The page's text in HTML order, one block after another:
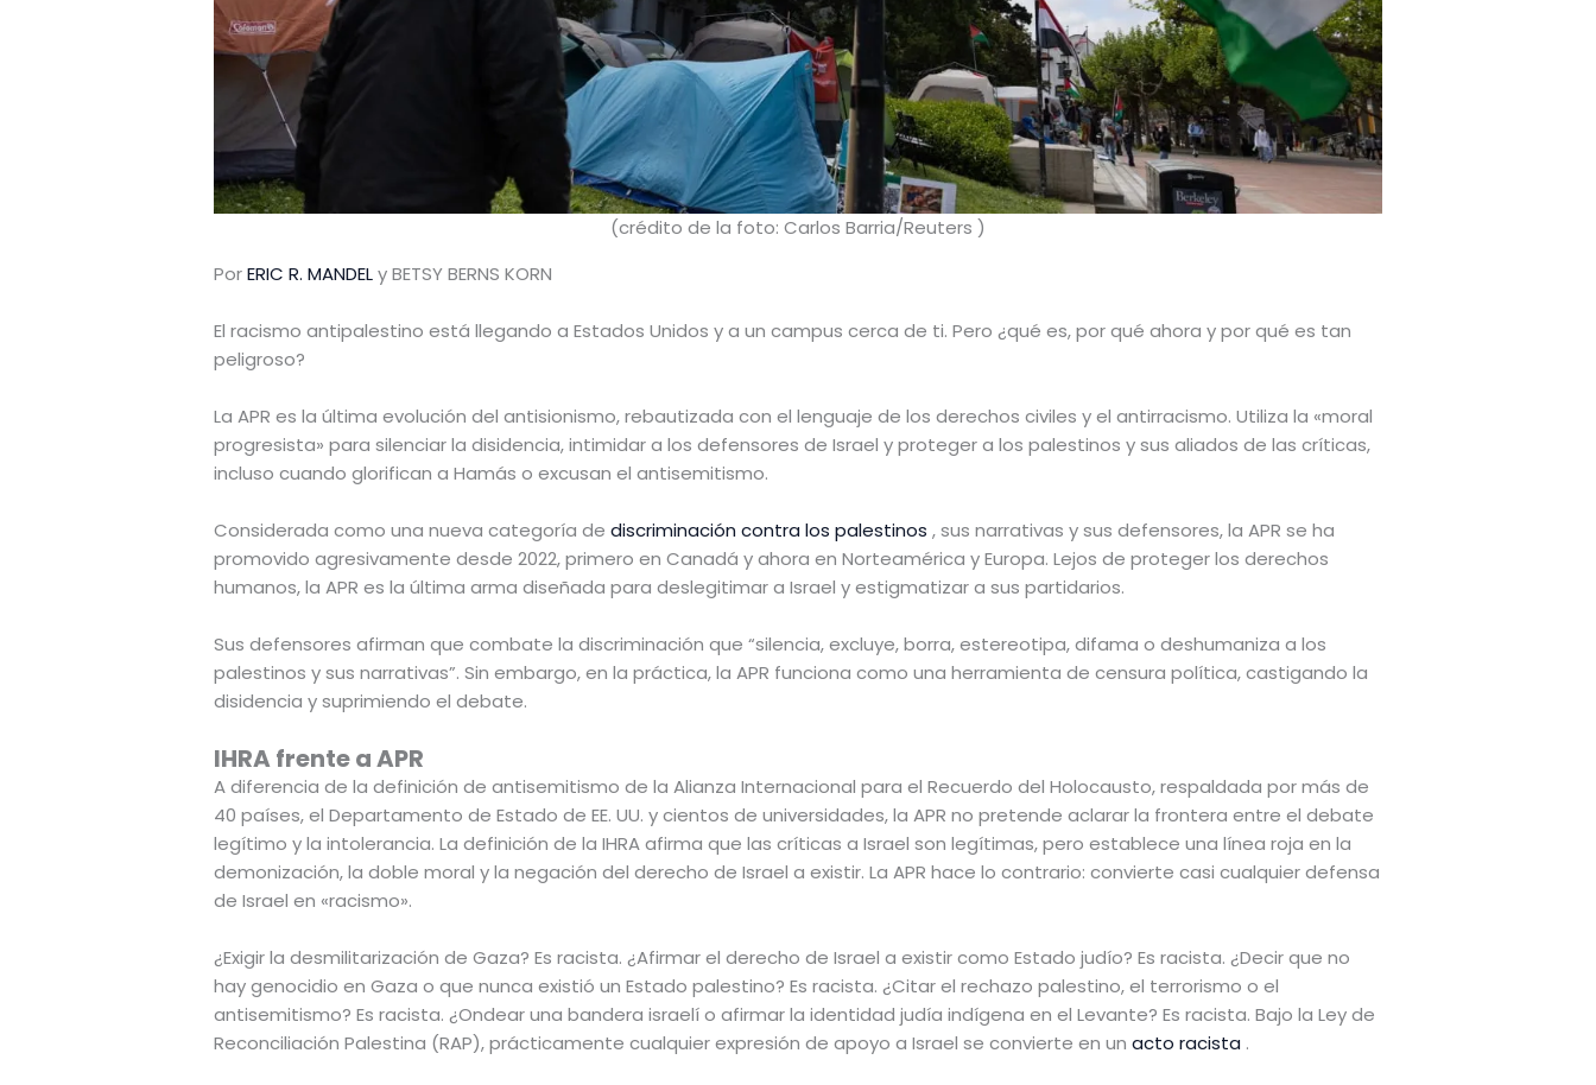
(crédito de la foto: Carlos Barria/Reuters )
PorERIC R. MANDELy BETSY BERNS KORN
El racismo antipalestino está llegando a Estados Unidos y a un campus cerca de ti. Pero ¿qué es, por qué ahora y por qué es tan
peligroso?
La APR es la última evolución del antisionismo, rebautizada con el lenguaje de los derechos civiles y el antirracismo. Utiliza la «moral
progresista» para silenciar la disidencia, intimidar a los defensores de Israel y proteger a los palestinos y sus aliados de las críticas,
incluso cuando glorifican a Hamás o excusan el antisemitismo.
Considerada como una nueva categoría de discriminación contra los palestinos , sus narrativas y sus defensores, la APR se ha
promovido agresivamente desde 2022, primero en Canadá y ahora en Norteamérica y Europa. Lejos de proteger los derechos
humanos, la APR es la última arma diseñada para deslegitimar a Israel y estigmatizar a sus partidarios.
Sus defensores afirman que combate la discriminación que “silencia, excluye, borra, estereotipa, difama o deshumaniza a los
palestinos y sus narrativas”. Sin embargo, en la práctica, la APR funciona como una herramienta de censura política, castigando la
disidencia y suprimiendo el debate.
IHRA frente a APR
A diferencia de la definición de antisemitismo de la Alianza Internacional para el Recuerdo del Holocausto, respaldada por más de
40 países, el Departamento de Estado de EE. UU. y cientos de universidades, la APR no pretende aclarar la frontera entre el debate
legítimo y la intolerancia. La definición de la IHRA afirma que las críticas a Israel son legítimas, pero establece una línea roja en la
demonización, la doble moral y la negación del derecho de Israel a existir. La APR hace lo contrario: convierte casi cualquier defensa
de Israel en «racismo».
¿Exigir la desmilitarización de Gaza? Es racista. ¿Afirmar el derecho de Israel a existir como Estado judío? Es racista. ¿Decir que no
hay genocidio en Gaza o que nunca existió un Estado palestino? Es racista. ¿Citar el rechazo palestino, el terrorismo o el
antisemitismo? Es racista. ¿Ondear una bandera israelí o afirmar la identidad judía indígena en el Levante? Es racista. Bajo la Ley de
Reconciliación Palestina (RAP), prácticamente cualquier expresión de apoyo a Israel se convierte en un acto racista .